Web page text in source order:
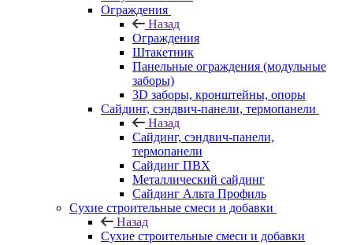
Ограждения
Назад
Ограждения
Штакетник
Панельные ограждения (модульные
заборы)
3D заборы, кронштейны, опоры
Cайдинг, сэндвич-панели, термопанели
Назад
Cайдинг, сэндвич-панели,
термопанели
Сайдинг ПВХ
Металлический сайдинг
Сайдинг Альта Профиль
Сухие строительные смеси и добавки
Назад
Сухие строительные смеси и добавки